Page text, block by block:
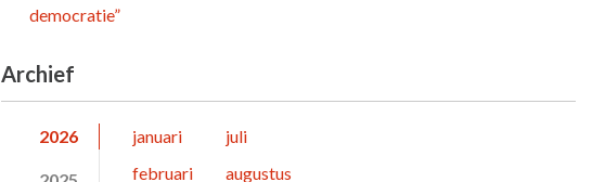
democratie”
Archief
2026
januari
februari
juli
augustus